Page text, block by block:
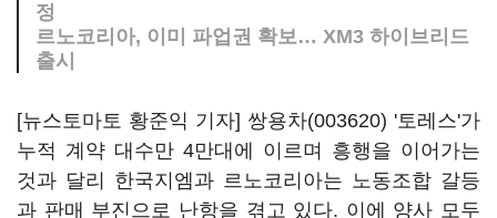
정
르노코리아, 이미 파업권 확보… XM3 하이브리드
출시
[뉴스토마토 황준익 기자] 쌍용차(003620) '토레스'가
누적 계약 대수만 4만대에 이르며 흥행을 이어가는
것과 달리 한국지엠과 르노코리아는 노동조합 갈등
과 판매 부진으로 난항을 겪고 있다. 이에 양사 모두